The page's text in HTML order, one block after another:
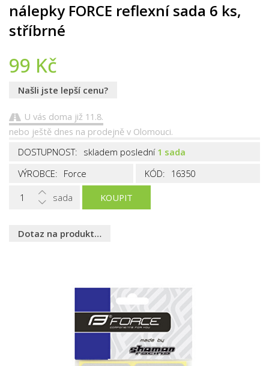
nálepky FORCE reflexní sada 6 ks,
stříbrné
99 Kč
Našli jste lepší cenu?
U vás doma již 11.8.
nebo ještě dnes na prodejně v Olomouci.
DOSTUPNOST: skladem poslední 1 sada
VÝROBCE: Force KÓD: 16350
sada
KOUPIT
Dotaz na produkt…